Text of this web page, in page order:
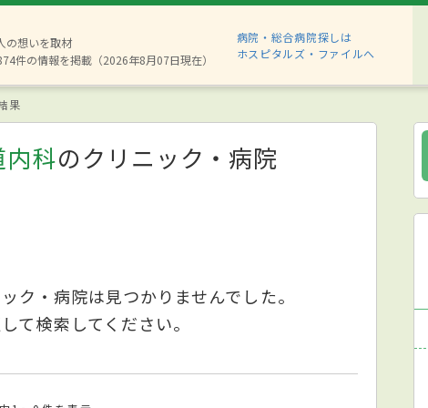
の想いを取材
件の情報を掲載（2026年8月07日現在）
病院・総合病院探しは
ホスピタルズ・ファイルへ
果
科のクリニック・病院
ク・病院は見つかりませんでした。
て検索してください。